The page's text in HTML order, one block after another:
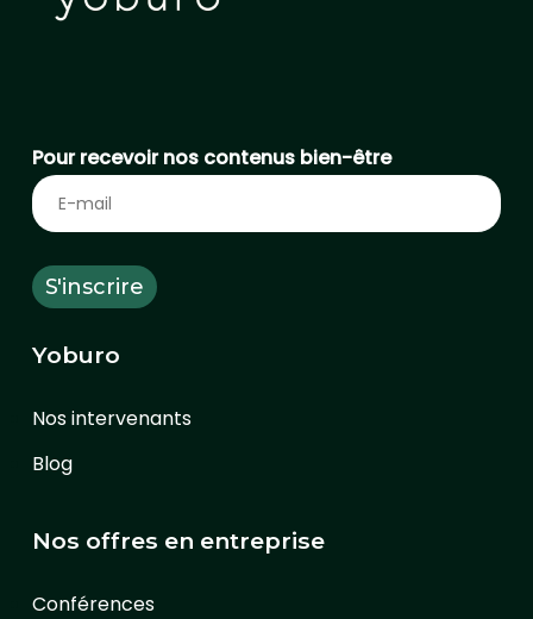
Pour recevoir nos contenus bien-être
Yoburo
Nos intervenants
Blog
Nos offres en entreprise
Conférences